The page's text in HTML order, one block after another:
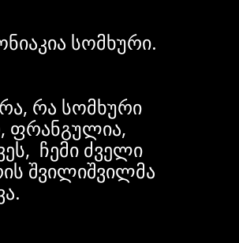
სომხური.
რა სომხური
ფრანგულია,
ჩემი ძველი
შვილიშვილმა